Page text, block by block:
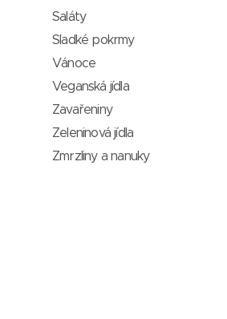
Saláty
Sladké pokrmy
Vánoce
Veganská jídla
Zavařeniny
Zeleninová jídla
Zmrzliny a nanuky